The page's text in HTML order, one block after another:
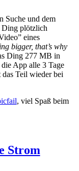
Suche und dem
Ding plötzlich
eines
bigger, that’s why
Ding 277 MB in
App alle 3 Tage
Teil wieder bei
, viel Spaß beim
Strom